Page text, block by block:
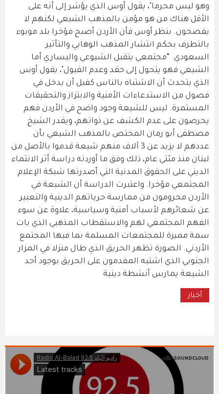
وهو ليس محرما"، يقول أوس الذي يؤشر إلى أنه على
الأقل هناك من هو مؤمن بالمذهب الشيعي لكنهم لا
يفصحون. بنظر أوس فأن الأردن أصبح مؤخرا بلد موبوء
بالتطرف بحكم انتشار المذهب الوهابي والتأثير
السعودي. “مجتمعي يتقبل الشيوعي واليساري أما
الشيعي فهو يتحول إلى حقد وعدم القبول"، يقول أوس
الذي يتحدث أن الاشتباه بالناس كفيل أن يدخل في
فصول من الاستدعاءات الأمنية والابتزاز والتحقيقات
المستمرة. ليس للشيعة وجود واضح في الأردن فهم
يحرصون على عدم الكشف عن ذواتهم، ويقدر الشيخ
مصطفى أبو رمان المختص بالمذهب الشيعي بأن
عددهم لا يزيد عن 3 آلاف منهم شيعة قدموا بالأصل من
لبنان منذ مئتي عام، ذلك وفق ما أوردته دراسة أثر الانتماء
الديني على الحقوق المدنية التي أصدرتها شبكة الإعلام
المجتمعي مؤخرا. واعتبرت الدراسة أن الشيعة في
الأردن محرومون من ممارسة حرياتهم الدينية والتعبير
عن شعائرهم لأسباب أمنية وسياسية، علاوة عن سوء
الفهم المجتمعي لهم والاستقطاب المذهبي الذي بات
سمة مميزة للمجتمعات المسلمة بما فيها المجتمع
الأردني. الصورة تظهر الحريق الذي طال منزلا في المزار
الجنوبي الذي اشتبه المقدمون على الحريق بوجود أحد
الشيعة يمارس أنشطة دينية
أخبار